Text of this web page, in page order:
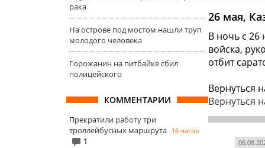
рака
На острове под мостом нашли труп
молодого человека
Горожанин на питбайке сбил
полицейского
КОММЕНТАРИИ
Прекратили работу три
троллейбусных маршрута 16 часов
1
26 мая,
В ночь с 26
войска,
отбит
Вернуться
Вернуться